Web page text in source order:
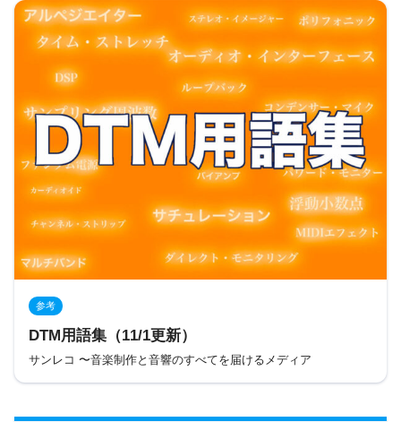
参考
DTM用語集（11/1更新）
サンレコ 〜音楽制作と音響のすべてを届けるメディア